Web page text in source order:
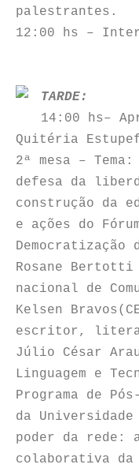
palestrantes.
12:00 hs –
TARDE:
14:00 hs–
Quitéria
2ª mesa –
defesa da
construção da
e ações do
Democratização
Rosane
nacional de
Kelsen
escritor,
Júlio César
Linguagem e
Programa de
da
poder da rede:
colaborativa da